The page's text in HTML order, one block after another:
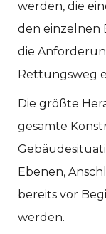
werden, die
den einzelnen
die
Rettungsweg
Die größte
gesamte
Ebenen,
bereits vor
werden.